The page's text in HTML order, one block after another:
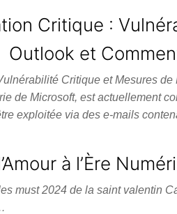
Critique :
Outlook et
Critique et Mesures
de Microsoft, est actuellement
exploitée via des e-mails
à l’Ère
must 2024 de la saint valentin